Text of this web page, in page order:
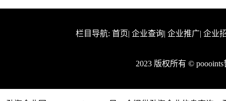
栏目导航: 首页| 企业查询| 企业推广| 企业
2023 版权所有 ©